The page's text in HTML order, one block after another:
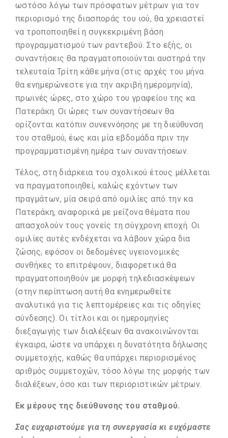
ωστόσο λόγω των πρόσφατων μέτρων για τον
περιορισμό της διασποράς του ιού, θα χρειαστεί
να τροποποιηθεί η συγκεκριμένη βάση
προγραμματισμού των ραντεβού. Στο εξής, οι
συναντήσεις θα πραγματοποιούνται αυστηρά την
τελευταία Τρίτη κάθε μήνα (στις αρχές του μήνα
θα ενημερώνεστε για την ακριβή ημερομηνία),
πρωινές ώρες, στο χώρο του γραφείου της κα
Πατεράκη. Οι ώρες των συναντήσεων θα
ορίζονται κατόπιν συνεννόησης με τη διεύθυνση
του σταθμού, έως και μία εβδομάδα πριν την
προγραμματισμένη ημέρα των συναντήσεων.
Τέλος, στη διάρκεια του σχολικού έτους μέλλεται
να πραγματοποιηθεί, καλώς εχόντων των
πραγμάτων, μία σειρά από ομιλίες από την κα
Πατεράκη, αναφορικά με μείζονα θέματα που
απασχολούν τους γονείς τη σύγχρονη εποχή. Οι
ομιλίες αυτές ενδέχεται να λάβουν χώρα δια
ζώσης, εφόσον οι δεδομένες υγειονομικές
συνθήκες το επιτρέψουν, διαφορετικά θα
πραγματοποιηθούν με μορφή τηλεδιασκέψεων
(στην περίπτωση αυτή θα ενημερωθείτε
αναλυτικά για τις λεπτομέρειες και τις οδηγίες
σύνδεσης). Οι τίτλοι και οι ημερομηνίες
διεξαγωγής των διαλέξεων θα ανακοινώνονται
έγκαιρα, ώστε να υπάρχει η δυνατότητα δήλωσης
συμμετοχής, καθώς θα υπάρχει περιορισμένος
αριθμός συμμετοχών, τόσο λόγω της μορφής των
διαλέξεων, όσο και των περιοριστικών μέτρων.
Εκ μέρους της διεύθυνσης του σταθμού.
Σας ευχαριστούμε για τη συνεργασία κι ευχόμαστε